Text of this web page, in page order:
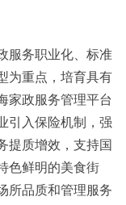
务职业化、标准
为重点，培育具有
家政服务管理平台
引入保险机制，强
提质增效，支持国
色鲜明的美食街
所品质和管理服务